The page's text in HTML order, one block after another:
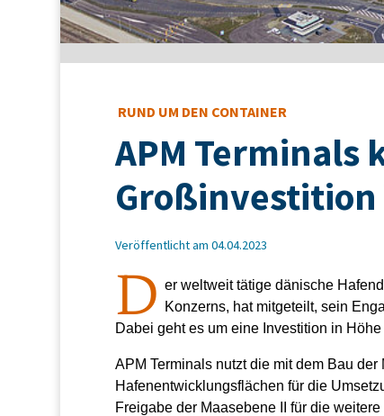
RUND UM DEN CONTAINER
APM Terminals
Großinvestition
Veröffentlicht am 04.04.2023
D er weltweit tätige dänische
Konzerns, hat mitgeteilt, sein
Dabei geht es um eine Investition in
APM Terminals nutzt die mit dem Bau
Hafenentwicklungsflächen für die
Freigabe der Maasebene II für die